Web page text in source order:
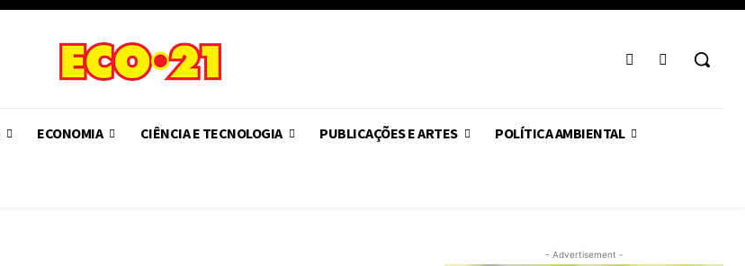
ECONOMIA CIÊNCIA E TECNOLOGIA PUBLICAÇÕES E ARTES POLÍTICA AMBIENTAL
- Advertisement -